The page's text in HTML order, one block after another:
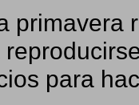
primavera
para